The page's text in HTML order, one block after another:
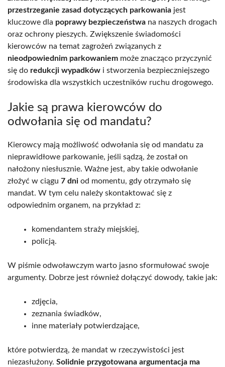
przestrzeganie zasad dotyczących parkowania jest
kluczowe dla poprawy bezpieczeństwa na naszych drogach
oraz ochrony pieszych. Zwiększenie świadomości
kierowców na temat zagrożeń związanych z
nieodpowiednim parkowaniem może znacząco przyczynić
się do redukcji wypadków i stworzenia bezpieczniejszego
środowiska dla wszystkich uczestników ruchu drogowego.
Jakie są prawa kierowców do
odwołania się od mandatu?
Kierowcy mają możliwość odwołania się od mandatu za
nieprawidłowe parkowanie, jeśli sądzą, że został on
nałożony niesłusznie. Ważne jest, aby takie odwołanie
złożyć w ciągu 7 dni od momentu, gdy otrzymało się
mandat. W tym celu należy skontaktować się z
odpowiednim organem, na przykład z:
komendantem straży miejskiej,
policją.
W piśmie odwoławczym warto jasno sformułować swoje
argumenty. Dobrze jest również dołączyć dowody, takie jak:
zdjęcia,
zeznania świadków,
inne materiały potwierdzające,
które potwierdzą, że mandat w rzeczywistości jest
niezasłużony. Solidnie przygotowana argumentacja ma